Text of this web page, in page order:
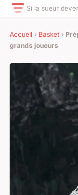
Si la sueur
Accueil › Basket ›
grands joueurs